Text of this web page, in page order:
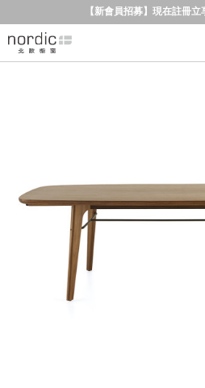
【新會員招募】現在註冊立